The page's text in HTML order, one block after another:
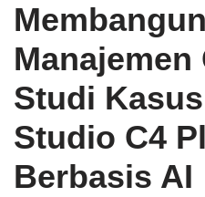
Manajemen
Studi
Studio C4
Berbasis AI